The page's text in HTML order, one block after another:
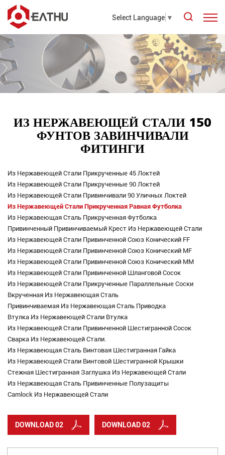
Select Language ▼
ИЗ НЕРЖАВЕЮЩЕЙ СТАЛИ 150
ФУНТОВ ЗАВИНЧИВАЛИ
ФИТИНГИ
Из Нержавеющей Стали Прикрученные 45 Локтей
Из Нержавеющей Стали Прикрученные 90 Локтей
Из Нержавеющей Стали Привинчивали 90 Уличных Локтей
Из Нержавеющей Стали Прикрученная Равная Футболка
Из Нержавеющая Сталь Прикрученная Футболка
Привинченный Привинчиваемый Крест Из Нержавеющей Стали
Из Нержавеющей Стали Привинченной Союз Конический FF
Из Нержавеющей Стали Привинченной Союз Конический MF
Из Нержавеющей Стали Привинченной Союз Конический MM
Из Нержавеющей Стали Привинченной Шланговой Сосок
Из Нержавеющей Стали Прикрученные Параллельные Соски
Вкрученная Из Нержавеющая Сталь
Привинчиваемая Из Нержавеющая Сталь Приводка
Втулка Из Нержавеющей Стали Втулка
Из Нержавеющей Стали Привинченной Шестигранной Сосок
Сварка Из Нержавеющей Стали.
Из Нержавеющая Сталь Винтовая Шестигранная Гайка
Из Нержавеющей Стали Винтовой Шестигранной Крышки
Стежная Шестигранная Заглушка Из Нержавеющей Стали
Из Нержавеющая Сталь Привинченные Полузащиты
Camlock Из Нержавеющей Стали
DOWNLOAD 02 DOWNLOAD 02